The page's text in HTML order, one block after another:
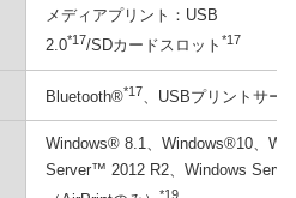
メディアプリント：USB
2.0*17/SDカードスロット *17
Bluetooth®*17、USBプリントサー
Windows® 8.1、Windows®10、
Server™ 2012 R2、Windows
*19